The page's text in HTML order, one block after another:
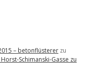
– betonflüsterer zu
Schimanski-Gasse zu